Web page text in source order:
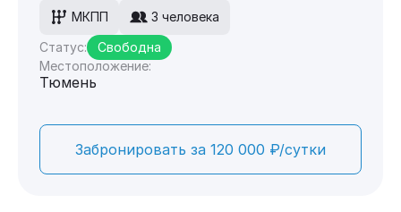
МКПП
3 человека
Статус:
Свободна
Местоположение:
Тюмень
Забронировать за 120 000 ₽/сутки